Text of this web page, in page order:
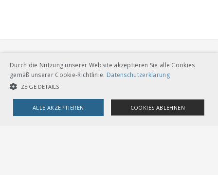
VERBAND ÖFFENTLICHER VERKEHR
Dählhölzliweg 12
CH-3005 Bern
Durch die Nutzung unserer Website akzeptieren Sie alle Cookies
gemäß unserer Cookie-Richtlinie. Datenschutzerklärung
ZEIGE DETAILS
ALLE AKZEPTIEREN COOKIES ABLEHNEN